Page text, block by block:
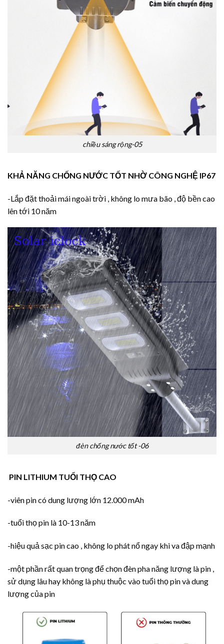
chiều sáng rộng-05
KHẢ NĂNG CHỐNG NƯỚC TỐT NHỜ CÔNG NGHỆ IP67
-Lắp đặt thoải mái ngoài trời , không lo mưa bão , độ bền cao
lên tới 10 năm
đèn chống nước tốt -06
PIN LITHIUM TUỔI THỌ CAO
-viên pin có dung lượng lớn 12.000 mAh
-tuổi thọ pin là 10-13 năm
-hiệu quả sạc pin cao , không lo phát nổ ngay khi va đập mạnh
-một phần rất quan trọng để chọn đèn pha năng lượng là pin ,
sử dụng lâu hay không là phụ thuộc vào tuổi thọ pin và dung
lượng của pin